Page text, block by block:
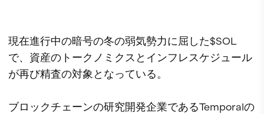
現在進行中の暗号の冬の弱気勢力に屈した$SOL
で、資産のトークノミクスとインフレスケジュール
が再び精査の対象となっている。
ブロックチェーンの研究開発企業であるTemporalの